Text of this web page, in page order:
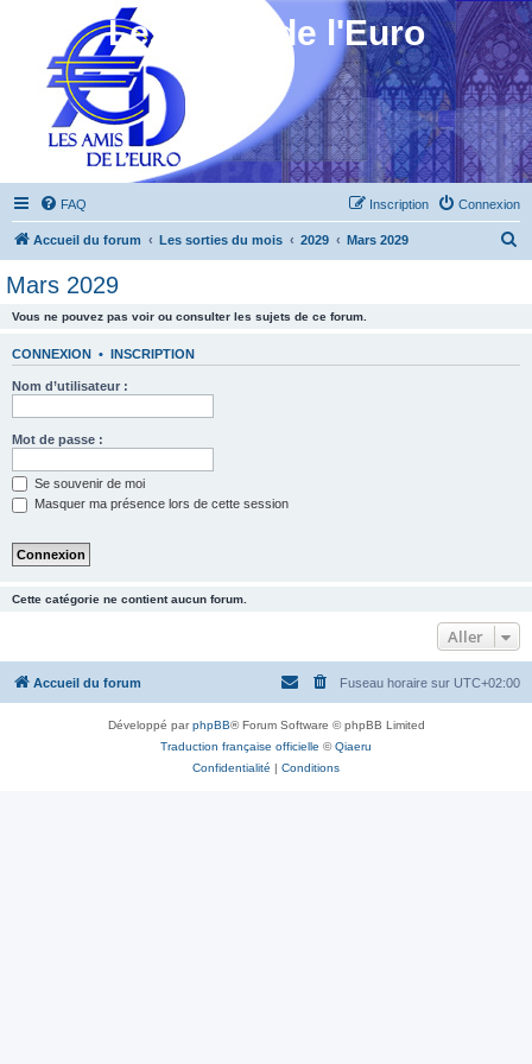
Les Amis de l'Euro
FAQ Connexion
Inscription
Accueil du forum Les sorties du mois 2029 Mars 2029
Mars 2029
Vous ne pouvez pas voir ou consulter les sujets de ce forum.
CONNEXION • INSCRIPTION
Nom d’utilisateur :
Mot de passe :
Se souvenir de moi
Masquer ma présence lors de cette session
Cette catégorie ne contient aucun forum.
Aller
Accueil du forum Fuseau horaire sur UTC+02:00
Développé parphpBB® Forum Software © phpBB Limited
Traduction française officielle ©Qiaeru
Confidentialité | Conditions